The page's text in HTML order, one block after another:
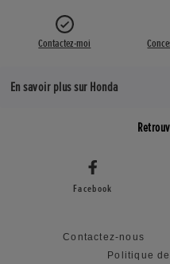
Contactez-moi
En savoir plus sur Honda
Facebook
Contactez-nous
Politique